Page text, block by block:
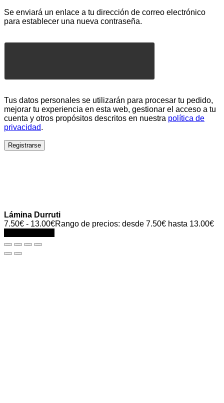
Se enviará un enlace a tu dirección de correo electrónico
para establecer una nueva contraseña.
Tus datos personales se utilizarán para procesar tu pedido,
mejorar tu experiencia en esta web, gestionar el acceso a tu
cuenta y otros propósitos descritos en nuestra política de
privacidad.
Registrarse
Lámina Durruti
7.50€ - 13.00€Rango de precios: desde 7.50€ hasta 13.00€